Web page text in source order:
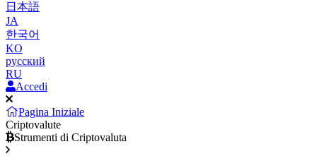
日本語
JA
한국어
KO
русский
RU
Accedi
Pagina Iniziale
Criptovalute
Strumenti di Criptovaluta